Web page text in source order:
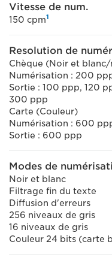
Vitesse de num.
150 cpm1
Resolution de
Chèque (Noir et
Numérisation : 200
Sortie : 100 ppp, 120
300 ppp
Carte (Couleur)
Numérisation : 600
Sortie : 600 ppp
Modes de
Noir et blanc
Filtrage fin du texte
Diffusion d'erreurs
256 niveaux de gris
16 niveaux de gris
Couleur 24 bits (carte